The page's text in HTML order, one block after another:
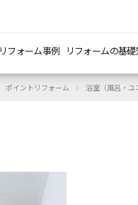
リフォーム事例 リフォームの基
ポイントリフォーム › 浴室（風呂・